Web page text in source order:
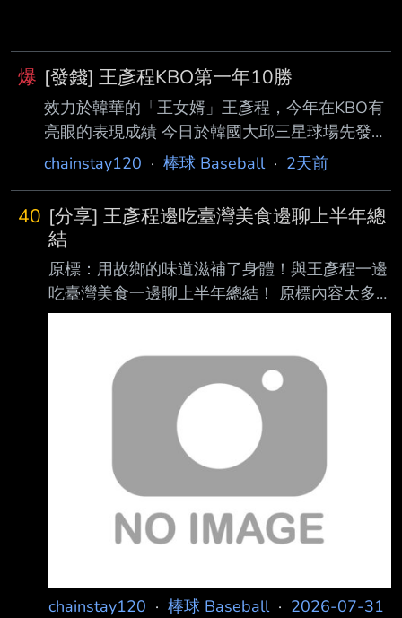
爆 [發錢] 王彥程KBO第一年10勝
效力於韓華的「王女婿」王彥程，今年在KBO有
亮眼的表現成績 今日於韓國大邱三星球場先發出
戰三星獅力拼10勝 目前韓華鷹以4:0的優勢暫時
優質先發的表現 IP 6 NP/S 106(71) K 7 H 3 BB
2 ER 0 目前九局下半由韓華牛棚上場關門 只要
這場韓華贏下比賽，王彥程取得10勝的里程碑 本
文任何祝福王彥程的話都發19P(背號、稅後)發
300位 未滿300位則統計到11點為止發錢，純
老婆/女兒/好女孩
chainstay120 · 棒球 Baseball· 2天前
40 [分享] 王彥程邊吃臺灣美食邊聊上半年總
結
原標：用故鄉的味道滋補了身體！與王彥程一邊
吃臺灣美食一邊聊上半年總結！ 原標內容太多
標題放不下，就放內文了 影片有繁中CC字幕，
這就是李相O的魅力嗎 至於彥程對於上半季的感
想推薦大家自己看 第一年上一軍挑戰KBO，如
今已經9勝正在往10勝邁進 希望他可以達成10
勝並且跟韓華鷹一起進入韓國大賽吧
https://www.youtube.com/watch?
v=OKnwAR7BZYk -- 達妮婭是我的媽媽/老婆/
女兒/好女孩... https://i.imgur.c
chainstay120 · 棒球 Baseball· 2026-07-31